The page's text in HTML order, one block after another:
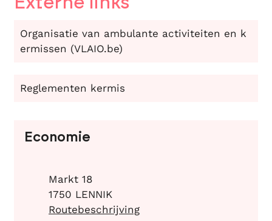
Organisatie van ambulante activiteiten en k
ermissen (VLAIO.be)
Reglementen kermis
Economie
AdresMarkt 18
,1750 LENNIK
Routebeschrijving